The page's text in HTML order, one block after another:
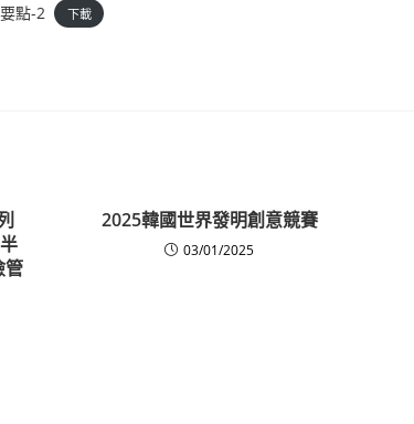
點-2 下載
管
2025韓國世界發明創意競賽
03/01/2025